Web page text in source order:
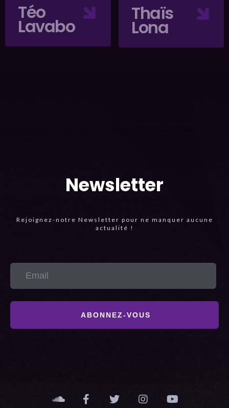
Téo
Lavabo
Thaïs
Lona
Newsletter
Rejoignez-notre Newsletter pour ne manquer aucune
actualité !
ABONNEZ-VOUS